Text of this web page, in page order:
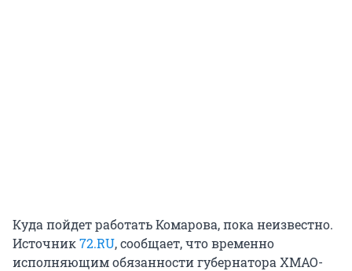
Куда пойдет работать Комарова, пока неизвестно.
Источник72.RU, сообщает, что временно
исполняющим обязанности губернатора ХМАО-